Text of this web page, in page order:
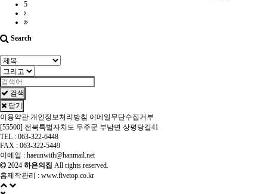
5
Search
검색
닫기
이용약관 개인정보처리방침 이메일무단수집거부
[55500] 전북특별자치도 무주군 부남면 상평당길41
TEL : 063-322-6448
FAX : 063-322-5449
이메일 : haeunwith@hanmail.net
2024 하은의집 All rights reserved.
홈제작관리 : www.fivetop.co.kr